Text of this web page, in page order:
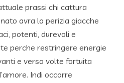
prassi chi cattura
avra la perizia giacche
potenti, durevoli e
perche restringere energie
e verso volte fortuita
Indi occorre